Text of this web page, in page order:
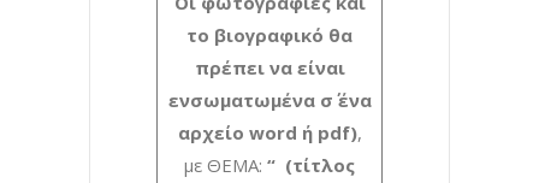
το βιογραφικό θα
πρέπει να είναι
ενσωματωμένα σ΄ ένα
αρχείο word ή pdf),
με ΘΕΜΑ: “ (τίτλος